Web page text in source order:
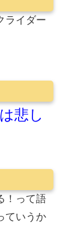
ライダー
悲し
！って語
ていうか